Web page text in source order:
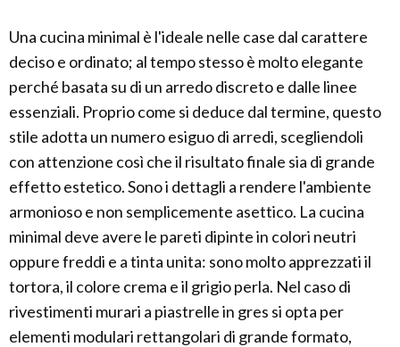
Una cucina minimal è l'ideale nelle case dal carattere
deciso e ordinato; al tempo stesso è molto elegante
perché basata su di un arredo discreto e dalle linee
essenziali. Proprio come si deduce dal termine, questo
stile adotta un numero esiguo di arredi, scegliendoli
con attenzione così che il risultato finale sia di grande
effetto estetico. Sono i dettagli a rendere l'ambiente
armonioso e non semplicemente asettico. La cucina
minimal deve avere le pareti dipinte in colori neutri
oppure freddi e a tinta unita: sono molto apprezzati il
tortora, il colore crema e il grigio perla. Nel caso di
rivestimenti murari a piastrelle in gres si opta per
elementi modulari rettangolari di grande formato,